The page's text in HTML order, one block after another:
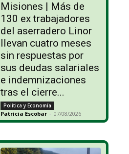
Misiones | Más de
130 ex trabajadores
del aserradero Linor
llevan cuatro meses
sin respuestas por
sus deudas salariales
e indemnizaciones
tras el cierre...
Política y Economía
Patricia Escobar - 07/08/2026